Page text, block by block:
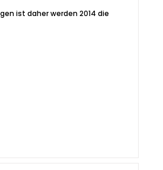
ist daher werden 2014 die